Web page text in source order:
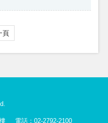
頁
電話：02-2792-2100